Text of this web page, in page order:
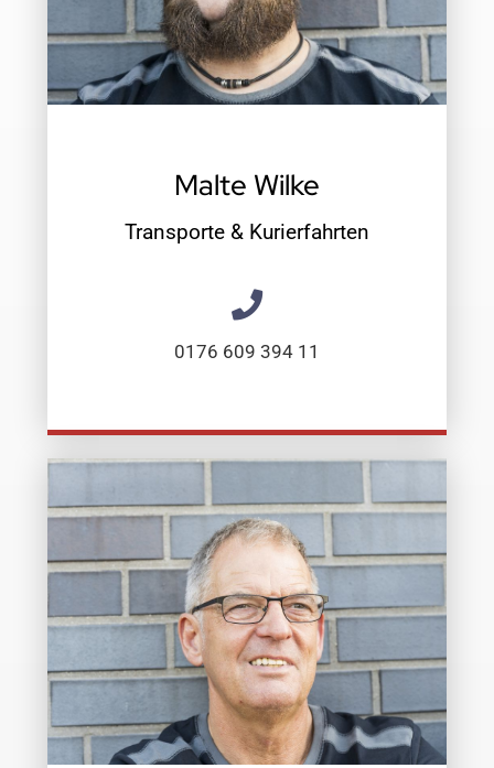
Malte Wilke
Transporte & Kurierfahrten
0176 609 394 11